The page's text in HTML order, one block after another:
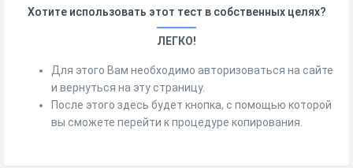
Хотите использовать этот тест в собственных целях?
ЛЕГКО!
Для этого Вам необходимо авторизоваться на сайте
и вернуться на эту страницу.
После этого здесь будет кнопка, с помощью которой
вы сможете перейти к процедуре копирования.